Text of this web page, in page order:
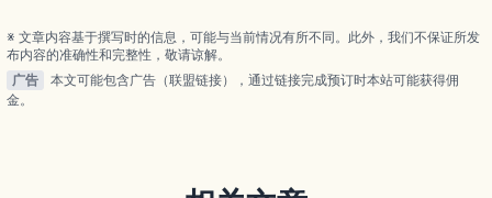
※ 文章内容基于撰写时的信息，可能与当前情况有所不同。此外，我们不保证所发
布内容的准确性和完整性，敬请谅解。
广告
本文可能包含广告（联盟链接），通过链接完成预订时本站可能获得佣
金。